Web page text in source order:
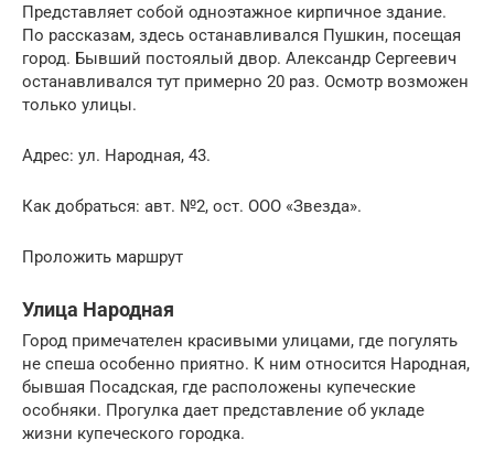
Представляет собой одноэтажное кирпичное здание.
По рассказам, здесь останавливался Пушкин, посещая
город. Бывший постоялый двор. Александр Сергеевич
останавливался тут примерно 20 раз. Осмотр возможен
только улицы.
Адрес: ул. Народная, 43.
Как добраться: авт. №2, ост. ООО «Звезда».
Проложить маршрут
Улица Народная
Город примечателен красивыми улицами, где погулять
не спеша особенно приятно. К ним относится Народная,
бывшая Посадская, где расположены купеческие
особняки. Прогулка дает представление об укладе
жизни купеческого городка.